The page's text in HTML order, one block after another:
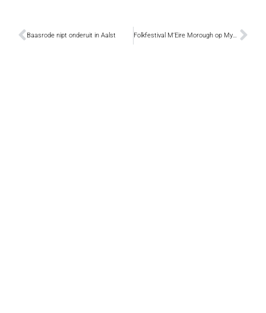
Baasrode nipt onderuit in Aalst Folkfestival M’Eire Morough op MySpace